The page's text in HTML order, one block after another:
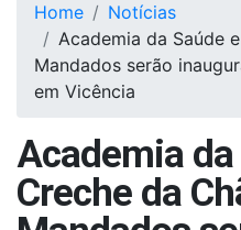
Home
Notícias
Academia da Saúde
Mandados serão
em Vicência
Academia da
Creche da